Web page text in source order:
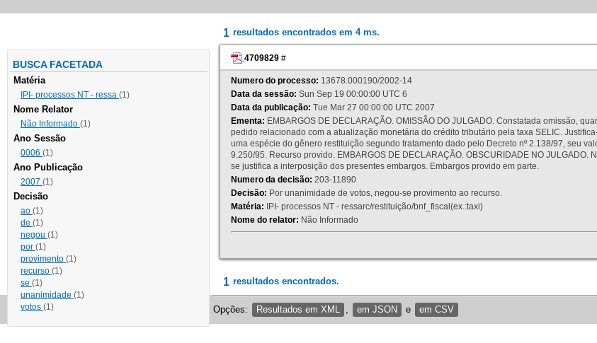
BUSCA FACETADA
Matéria
IPI- processos NT - ressa (1)
Nome Relator
Não Informado (1)
Ano Sessão
0006 (1)
Ano Publicação
2007 (1)
Decisão
ao (1)
de (1)
negou (1)
por (1)
provimento (1)
recurso (1)
se (1)
unanimidade (1)
votos (1)
1 resultados encontrados em 4 ms.
4709829 #
Numero do processo: 13678.000190/2002-14
Data da sessão: Sun Sep 19 00:00:00 UTC 6
Data da publicação: Tue Mar 27 00:00:00 UTC 2007
Ementa: EMBARGOS DE DECLARAÇÃO. OMISSÃO DO JULGADO. Constatada omissão,
pedido relacionado com a atualização monetária do crédito tributário pela taxa SELIC.
uma espécie do gênero restituição segundo tratamento dado pelo Decreto nº 2.138/97, seu
9.250/95. Recurso provido. EMBARGOS DE DECLARAÇÃO. OBSCURIDADE NO
se justifica a interposição dos presentes embargos. Embargos provido em parte.
Numero da decisão: 203-11890
Decisão: Por unanimidade de votos, negou-se provimento ao recurso.
Matéria: IPI- processos NT - ressarc/restituição/bnf_fiscal(ex.:taxi)
Nome do relator: Não Informado
1 resultados encontrados.
Opções: Resultados em XML em JSON e em CSV